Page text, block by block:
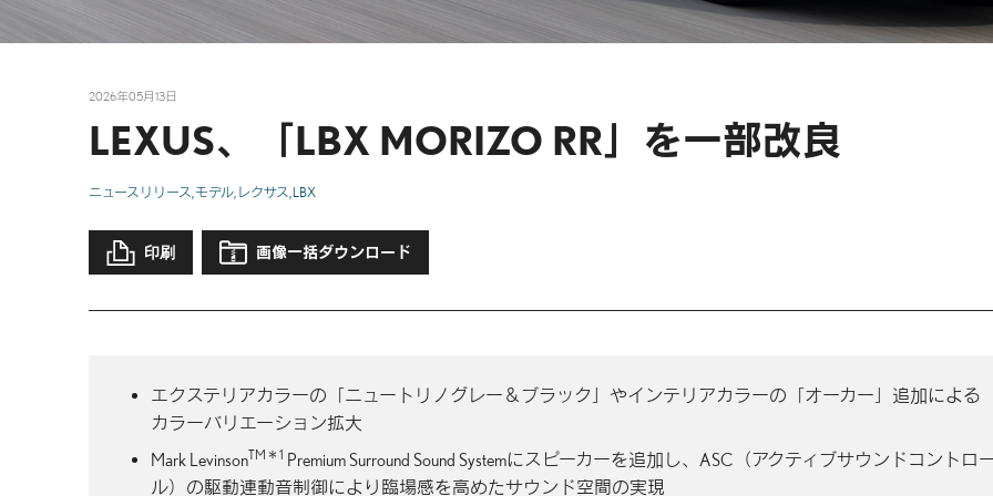
2026年05月13日
LEXUS、「LBX MORIZO RR」を一部改良
ニュースリリース モデル レクサス LBX
印刷 画像一括ダウンロード
エクステリアカラーの「ニュートリノグレー＆ブラック」やインテリアカラーの「オーカー」追加による
カラーバリエーション拡大
Mark LevinsonTM＊1 Premium Surround Sound Systemにスピーカーを追加し、ASC（アクティブサウンドコントロ
ル）の駆動連動音制御により臨場感を高めたサウンド空間の実現